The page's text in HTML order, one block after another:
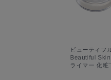
ビューティフ
Beautiful Skin
ライマー 化粧